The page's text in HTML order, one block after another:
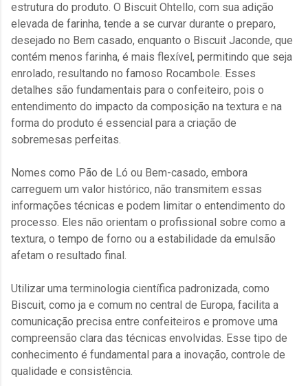
estrutura do produto. O Biscuit Ohtello, com sua adição
elevada de farinha, tende a se curvar durante o preparo,
desejado no Bem casado, enquanto o Biscuit Jaconde, que
contém menos farinha, é mais flexível, permitindo que seja
enrolado, resultando no famoso Rocambole. Esses
detalhes são fundamentais para o confeiteiro, pois o
entendimento do impacto da composição na textura e na
forma do produto é essencial para a criação de
sobremesas perfeitas.
Nomes como Pão de Ló ou Bem-casado, embora
carreguem um valor histórico, não transmitem essas
informações técnicas e podem limitar o entendimento do
processo. Eles não orientam o profissional sobre como a
textura, o tempo de forno ou a estabilidade da emulsão
afetam o resultado final.
Utilizar uma terminologia científica padronizada, como
Biscuit, como ja e comum no central de Europa, facilita a
comunicação precisa entre confeiteiros e promove uma
compreensão clara das técnicas envolvidas. Esse tipo de
conhecimento é fundamental para a inovação, controle de
qualidade e consistência.